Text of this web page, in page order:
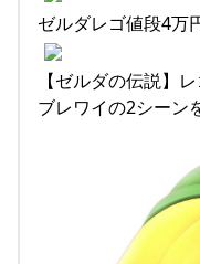
ゼルダレゴ値段4万
【ゼルダの伝説】
ブレワイの2シーン